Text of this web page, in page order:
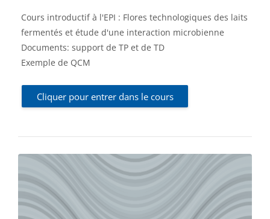
Cours introductif à l'EPI : Flores technologiques des laits
fermentés et étude d'une interaction microbienne
Documents: support de TP et de TD
Exemple de QCM
Cliquer pour entrer dans le cours